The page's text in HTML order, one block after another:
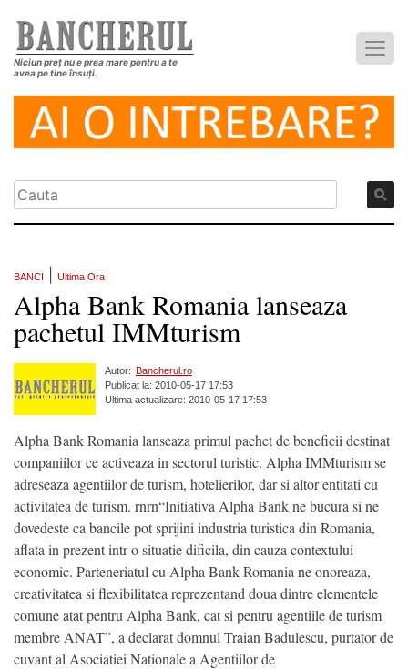
Niciun preț nu e prea mare pentru a te
avea pe tine însuți.
BANCI Ultima Ora
Alpha Bank Romania lanseaza
pachetul IMMturism
Autor: Bancherul.ro
Publicat la: 2010-05-17 17:53
Ultima actualizare: 2010-05-17 17:53
Alpha Bank Romania lanseaza primul pachet de beneficii destinat
companiilor ce activeaza in sectorul turistic. Alpha IMMturism se
adreseaza agentiilor de turism, hotelierilor, dar si altor entitati cu
activitatea de turism. rnrn“Initiativa Alpha Bank ne bucura si ne
dovedeste ca bancile pot sprijini industria turistica din Romania,
aflata in prezent intr-o situatie dificila, din cauza contextului
economic. Parteneriatul cu Alpha Bank Romania ne onoreaza,
creativitatea si flexibilitatea reprezentand doua dintre elementele
comune atat pentru Alpha Bank, cat si pentru agentiile de turism
membre ANAT”, a declarat domnul Traian Badulescu, purtator de
cuvant al Asociatiei Nationale a Agentiilor de